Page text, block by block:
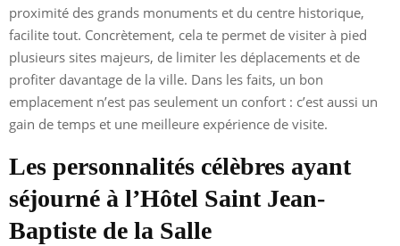
proximité des grands monuments et du centre historique,
facilite tout. Concrètement, cela te permet de visiter à pied
plusieurs sites majeurs, de limiter les déplacements et de
profiter davantage de la ville. Dans les faits, un bon
emplacement n’est pas seulement un confort : c’est aussi un
gain de temps et une meilleure expérience de visite.
Les personnalités célèbres ayant
séjourné à l’Hôtel Saint Jean-
Baptiste de la Salle